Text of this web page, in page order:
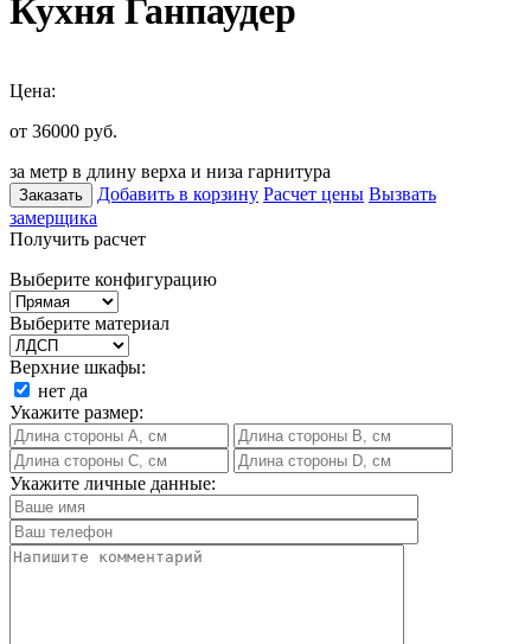
Кухня Ганпаудер
Цена:
от 36000 руб.
за метр в длину верха и низа гарнитура
Заказать Добавить в корзину Расчет цены Вызвать
замерщика
Получить расчет
Выберите конфигурацию
Выберите материал
Верхние шкафы:
нет да
Укажите размер:
Укажите личные данные: